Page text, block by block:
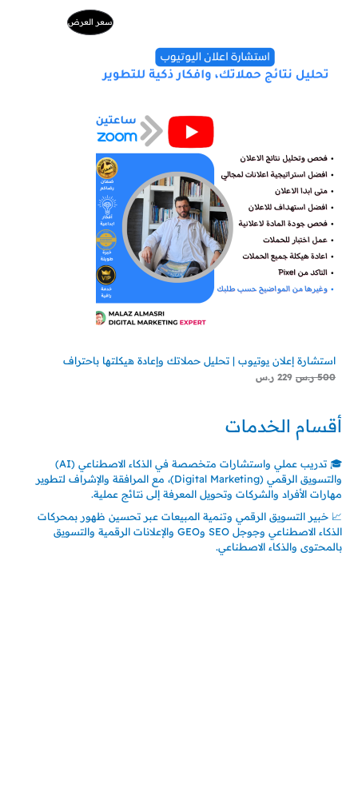
سعر العرضمنتج
استشارة إعلان يوتيوب | تحليل حملاتك وإعادة هيكلتها باحتراف
500 ر.س 229 ر.س
229 ر.س.
أقسام الخدمات
🎓 تدريب عملي واستشارات متخصصة في الذكاء الاصطناعي (AI)
والتسويق الرقمي (Digital Marketing)، مع المرافقة والإشراف لتطوير
مهارات الأفراد والشركات وتحويل المعرفة إلى نتائج عملية.
📈 خبير التسويق الرقمي وتنمية المبيعات عبر تحسين ظهور بمحركات
الذكاء الاصطناعي وجوجل SEO وGEO والإعلانات الرقمية والتسويق
بالمحتوى والذكاء الاصطناعي.